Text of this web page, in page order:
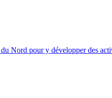
Nord pour y développer des